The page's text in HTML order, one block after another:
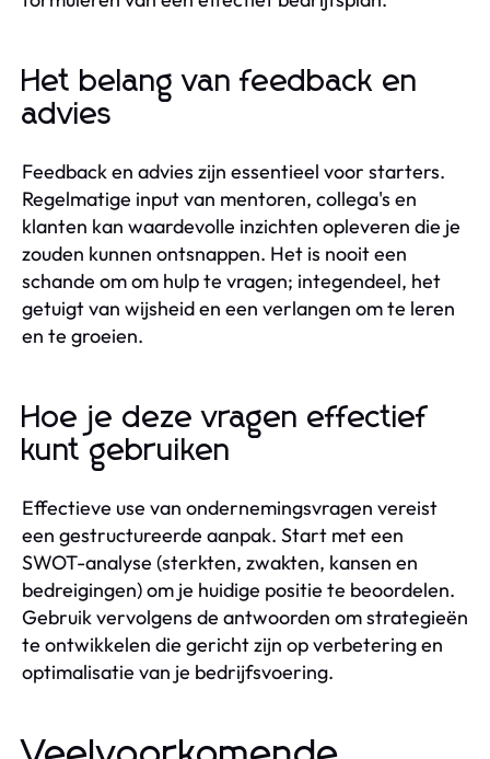
Het belang van feedback en
advies
Feedback en advies zijn essentieel voor starters.
Regelmatige input van mentoren, collega's en
klanten kan waardevolle inzichten opleveren die je
zouden kunnen ontsnappen. Het is nooit een
schande om om hulp te vragen; integendeel, het
getuigt van wijsheid en een verlangen om te leren
en te groeien.
Hoe je deze vragen effectief
kunt gebruiken
Effectieve use van ondernemingsvragen vereist
een gestructureerde aanpak. Start met een
SWOT-analyse (sterkten, zwakten, kansen en
bedreigingen) om je huidige positie te beoordelen.
Gebruik vervolgens de antwoorden om strategieën
te ontwikkelen die gericht zijn op verbetering en
optimalisatie van je bedrijfsvoering.